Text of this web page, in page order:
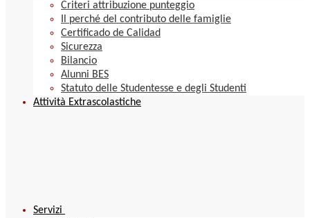
Criteri attribuzione punteggio
Il perché del contributo delle famiglie
Certificado de Calidad
Sicurezza
Bilancio
Alunni BES
Statuto delle Studentesse e degli Studenti
Attività Extrascolastiche
Servizi